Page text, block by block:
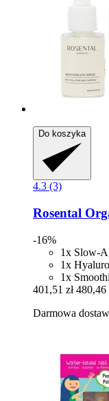
Do koszyka
4.3 (3)
Rosental
-16%
1x Slow-
1x
1x
401,51 zł 480,46
Darmowa